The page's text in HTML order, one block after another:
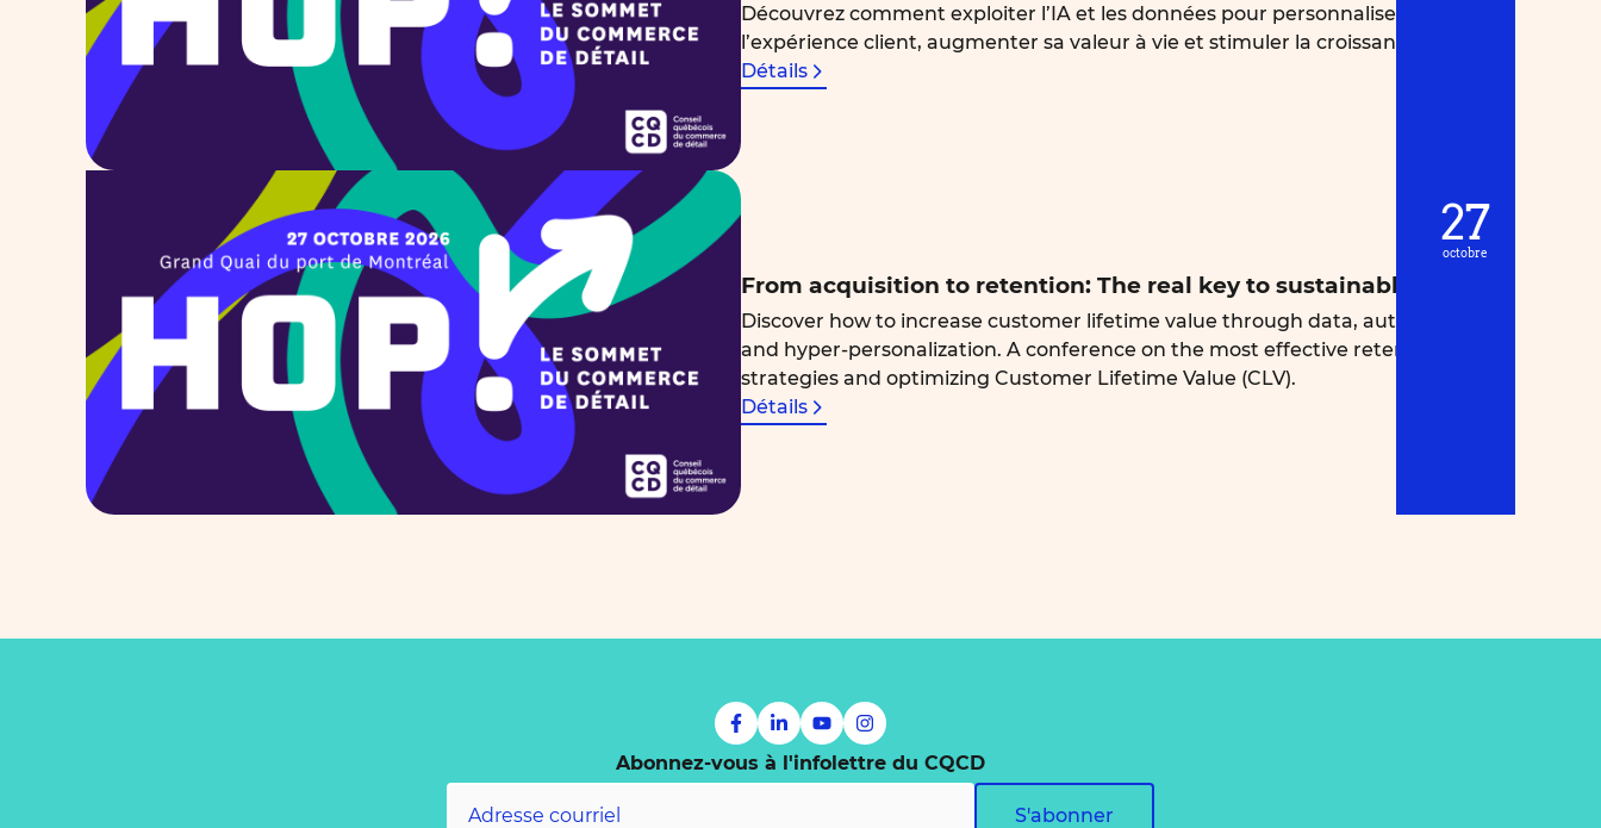
Découvrez comment exploiter l’IA et les données pour personnaliser
l’expérience client, augmenter sa valeur à vie et stimuler la croissance.
Détails
27
octobre
From acquisition to retention: The real key to sustainable growth
Discover how to increase customer lifetime value through data, automation,
and hyper-personalization. A conference on the most effective retention
strategies and optimizing Customer Lifetime Value (CLV).
Détails
Abonnez-vous à l'infolettre du CQCD
S'abonner